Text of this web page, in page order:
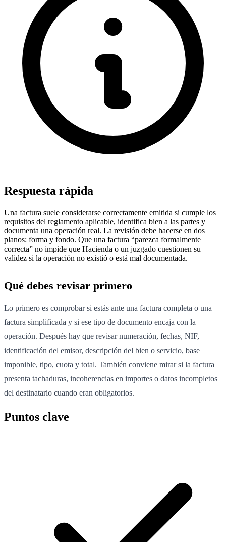
Respuesta rápida
Una factura suele considerarse correctamente emitida si cumple los
requisitos del reglamento aplicable, identifica bien a las partes y
documenta una operación real. La revisión debe hacerse en dos
planos: forma y fondo. Que una factura “parezca formalmente
correcta” no impide que Hacienda o un juzgado cuestionen su
validez si la operación no existió o está mal documentada.
Qué debes revisar primero
Lo primero es comprobar si estás ante una factura completa o una
factura simplificada y si ese tipo de documento encaja con la
operación. Después hay que revisar numeración, fechas, NIF,
identificación del emisor, descripción del bien o servicio, base
imponible, tipo, cuota y total. También conviene mirar si la factura
presenta tachaduras, incoherencias en importes o datos incompletos
del destinatario cuando eran obligatorios.
Puntos clave